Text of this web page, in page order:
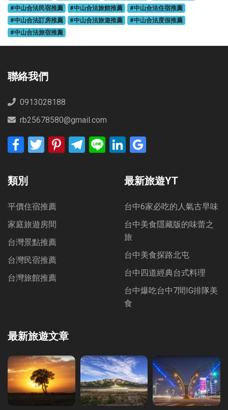
#中山合法民宿推薦
#中山合法旅館推薦
#中山合法住宿推薦
#中山合法訂房推薦
#中山合法旅遊推薦
#中山合法度假推薦
#中山合法旅宿推薦
聯絡我們
0913028188
rb25678580@gmail.com
FacebookTwitter PinterestTelegram
Line LinkedIn
類別
平價住宿推薦
家庭旅遊房間
台灣景點推薦
台灣民宿推薦
台灣旅館推薦
最新旅遊文章
最新旅遊YT
台中6家必吃的人氣古早味
台中美食隱藏版的味蕾之
旅
台中美食探路北屯
台中四道經典台式料理
台中爆吃台中7間IG排隊美
食